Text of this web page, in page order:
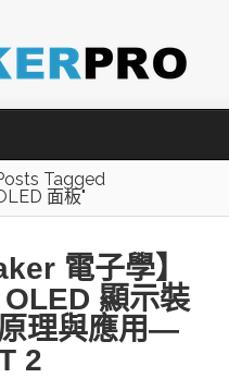
Tagged
面板"
電子學】
顯示裝
理與應用—
2